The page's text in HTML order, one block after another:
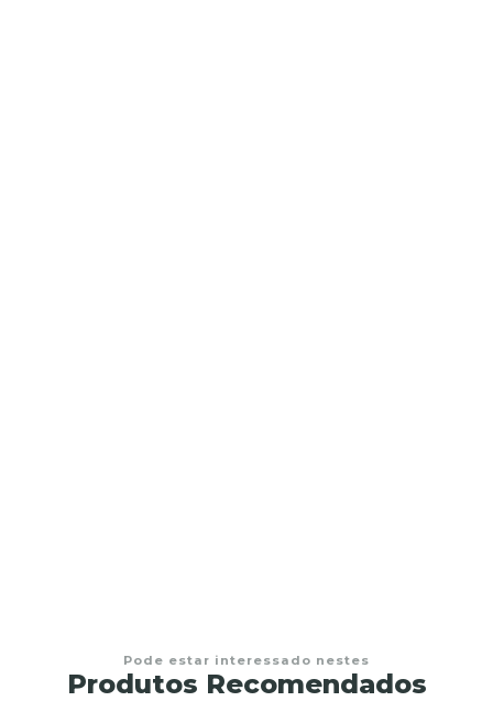
Pode estar interessado nestes
Produtos Recomendados